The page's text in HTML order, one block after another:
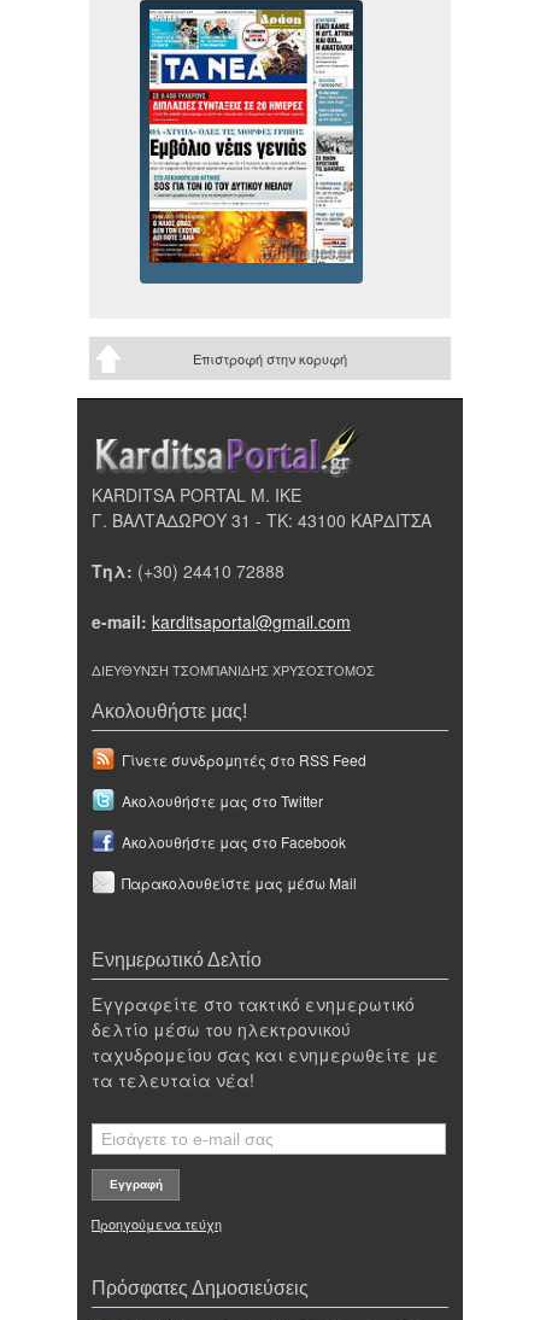
Επιστροφή στην κορυφή
KARDITSA PORTAL Μ. ΙΚΕ
Γ. ΒΑΛΤΑΔΩΡΟΥ 31 - ΤΚ: 43100 ΚΑΡΔΙΤΣΑ
Τηλ: (+30) 24410 72888
e-mail: karditsaportal@gmail.com
ΔΙΕΥΘΥΝΣΗ ΤΣΟΜΠΑΝΙΔΗΣ ΧΡΥΣΟΣΤΟΜΟΣ
Ακολουθήστε μας!
Γίνετε συνδρομητές στο RSS Feed
Ακολουθήστε μας στο Twitter
Ακολουθήστε μας στο Facebook
Παρακολουθείστε μας μέσω Mail
Ενημερωτικό Δελτίο
Εγγραφείτε στο τακτικό ενημερωτικό
δελτίο μέσω του ηλεκτρονικού
ταχυδρομείου σας και ενημερωθείτε με
τα τελευταία νέα!
Προηγούμενα τεύχη
Πρόσφατες Δημοσιεύσεις